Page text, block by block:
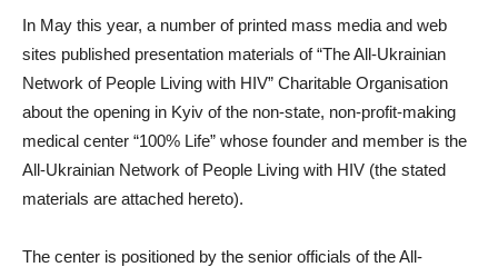
In May this year, a number of printed mass media and web
sites published presentation materials of “The All-Ukrainian
Network of People Living with HIV” Charitable Organisation
about the opening in Kyiv of the non-state, non-profit-making
medical center “100% Life” whose founder and member is the
All-Ukrainian Network of People Living with HIV (the stated
materials are attached hereto).
The center is positioned by the senior officials of the All-